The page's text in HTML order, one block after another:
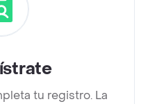
tu registro. La